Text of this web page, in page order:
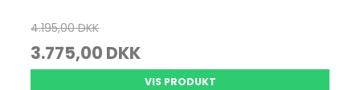
4.195,00 DKK
3.775,00 DKK
VIS PRODUKT